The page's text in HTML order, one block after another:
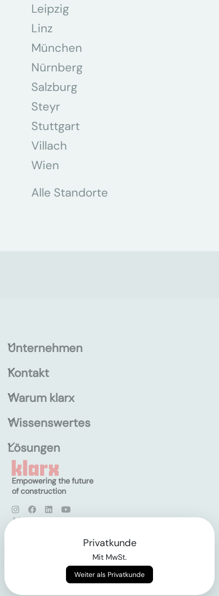
Leipzig
Linz
München
Nürnberg
Salzburg
Steyr
Stuttgart
Villach
Wien
Alle Standorte
Unternehmen
Kontakt
Warum klarx
Wissenswertes
Lösungen
Empowering the future
of construction
AGB
Privatkunde
Mit MwSt.
Weiter als Privatkunde